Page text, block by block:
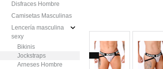
Disfraces Hombre
Camisetas Masculinas
Lencería masculina
sexy
Bikinis
Jockstraps
Arneses Hombre